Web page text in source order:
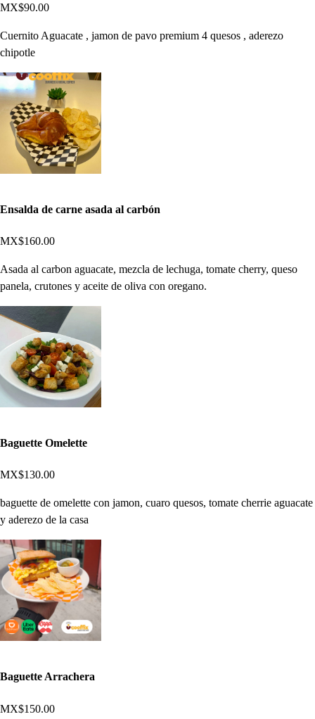
MX$90.00
Cuernito Aguacate , jamon de pavo premium 4 quesos , aderezo
chipotle
Ensalda de carne asada al carbón
MX$160.00
Asada al carbon aguacate, mezcla de lechuga, tomate cherry, queso
panela, crutones y aceite de oliva con oregano.
Baguette Omelette
MX$130.00
baguette de omelette con jamon, cuaro quesos, tomate cherrie aguacate
y aderezo de la casa
Baguette Arrachera
MX$150.00